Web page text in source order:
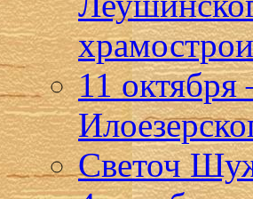
11
Светоч